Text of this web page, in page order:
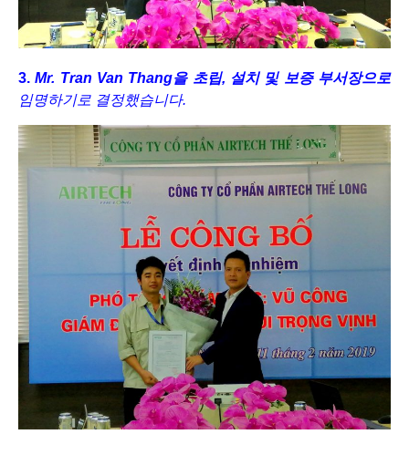
3. Mr. Tran Van Thang을 초립, 설치 및 보증 부서장으로
임명하기로 결정했습니다.